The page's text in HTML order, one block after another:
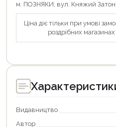
м. ПОЗНЯКИ, вул. Княжий
Ціна діє тільки при умові
роздрібних
Видавництво
Автор